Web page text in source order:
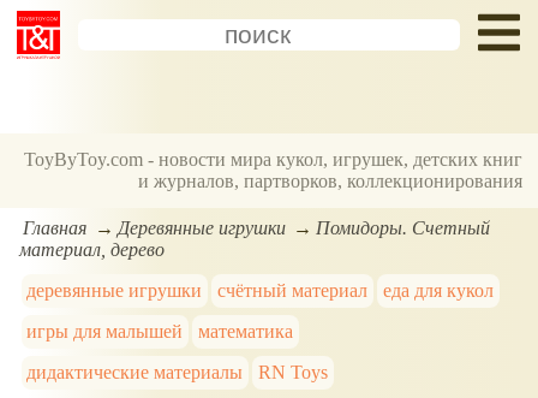
ToyByToy.com - новости мира кукол, игрушек, детских книг
и журналов, партворков, коллекционирования
Главная Деревянные игрушки
Помидоры. Счетный
материал, дерево
деревянные игрушки
счётный материал
еда для кукол
игры для малышей
математика
дидактические материалы
RN Toys